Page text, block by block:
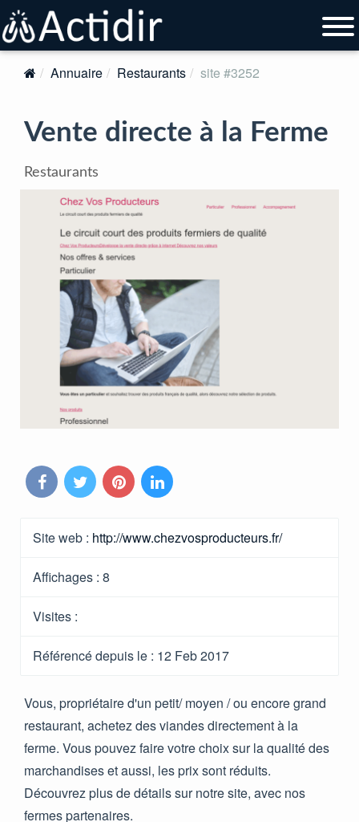
Annuaire Restaurants site #3252
Vente directe à la Ferme
Restaurants
Site web : http://www.chezvosproducteurs.fr/
Affichages : 8
Visites :
Référencé depuis le : 12 Feb 2017
Vous, propriétaire d'un petit/ moyen / ou encore grand
restaurant, achetez des viandes directement à la
ferme. Vous pouvez faire votre choix sur la qualité des
marchandises et aussi, les prix sont réduits.
Découvrez plus de détails sur notre site, avec nos
fermes partenaires.